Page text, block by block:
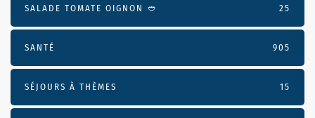
SALADE TOMATE OIGNON 🥙 25
SANTÉ 905
SÉJOURS À THÈMES 15